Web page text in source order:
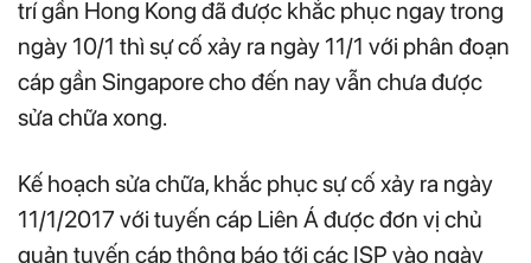
trí gần Hong Kong đã được khắc phục ngay trong
ngày 10/1 thì sự cố xảy ra ngày 11/1 với phân đoạn
cáp gần Singapore cho đến nay vẫn chưa được
sửa chữa xong.
Kế hoạch sửa chữa, khắc phục sự cố xảy ra ngày
11/1/2017 với tuyến cáp Liên Á được đơn vị chủ
quản tuyến cáp thông báo tới các ISP vào ngày